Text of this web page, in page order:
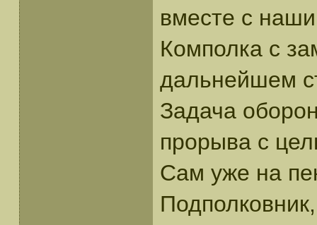
вместе с
Комполка с
дальнейшем
Задача
прорыва с
Сам уже на